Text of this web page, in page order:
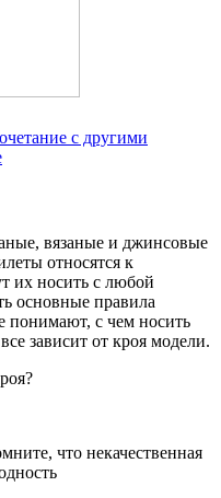
с другими
вязаные и джинсовые
относятся к
их носить с любой
основные правила
понимают, с чем носить
зависит от кроя модели.
что некачественная